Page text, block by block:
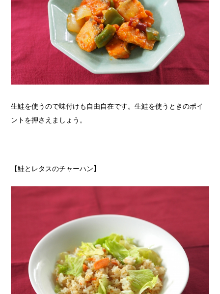
生鮭を使うので味付けも自由自在です。生鮭を使うときのポイ
ントを押さえましょう。
【鮭とレタスのチャーハン】